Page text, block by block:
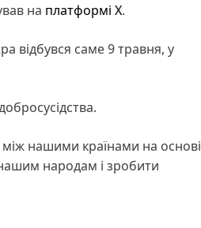
на платформі Х.
відбувся саме 9 травня, у
нашими країнами на основі
народам і зробити